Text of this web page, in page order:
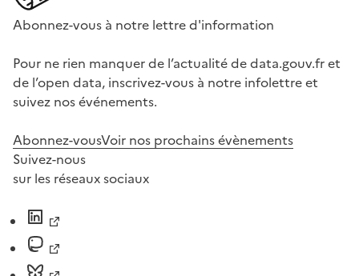
Abonnez-vous à notre lettre d'information
Pour ne rien manquer de l’actualité de data.gouv.fr et
de l’open data, inscrivez-vous à notre infolettre et
suivez nos événements.
Abonnez-vousVoir nos prochains évènements
Suivez-nous
sur les réseaux sociaux